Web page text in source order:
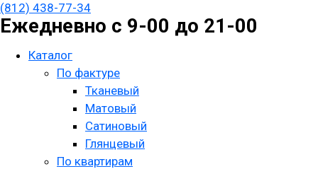
(812) 438-77-34
Ежедневно с 9-00 до 21-00
Каталог
По фактуре
Тканевый
Матовый
Сатиновый
Глянцевый
По квартирам